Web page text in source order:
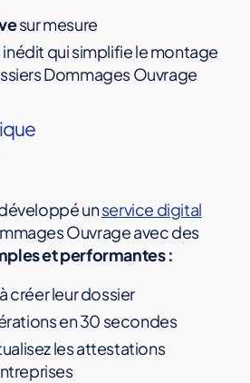
sur mesure
inédit qui simplifie le montage
Dommages Ouvrage
unservice digital
Ouvrage avec des
et performantes :
créer leur dossier
en 30 secondes
les attestations